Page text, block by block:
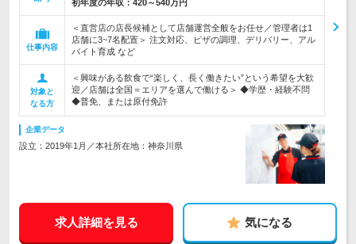
初年度の年収： 420～540万円
仕事内容
＜直営店の店長候補として店舗運営全般をお任せ／管理者は1
店舗に3~7名配置＞ 注文対応、ピザの調理、デリバリー、アル
バイト育成 など
対象と
なる方
＜興味がある飲食で“楽しく、長く働きたい”という希望を大歓
迎／店舗は全国＝エリアを選んで働ける＞ ◆学歴・経験不問
◆普免、または原付免許
企業データ
設立：2019年1月／本社所在地：神奈川県
求人詳細を見る 気になる